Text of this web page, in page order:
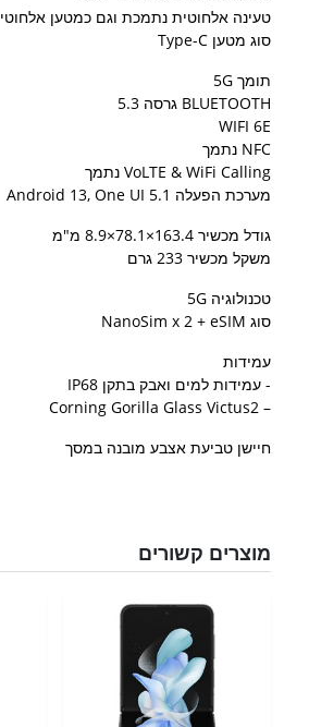
טעינה אלחוטית נתמכת וגם כמטען אלחוטי
סוג מטען Type-C
תומך 5G
BLUETOOTH ​גרסה 5.3
WIFI 6E
NFC נתמך
VoLTE & WiFi Calling נתמך
מערכת הפעלה Android 13, One UI 5.1
גודל מכשיר 163.4×78.1×8.9 מ"מ
משקל מכשיר 233 גרם
טכנולוגיה 5G
סוג NanoSim x 2 + eSIM
עמידות
​- עמידות למים ואבק בתקן IP68
– Corning Gorilla Glass Victus2
חיישן טביעת אצבע מובנה במסך
מוצרים קשורים